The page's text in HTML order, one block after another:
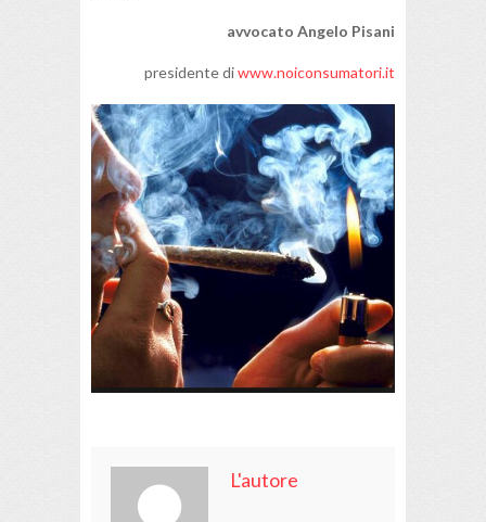
avvocato Angelo Pisani
presidente diwww.noiconsumatori.it
L'autore